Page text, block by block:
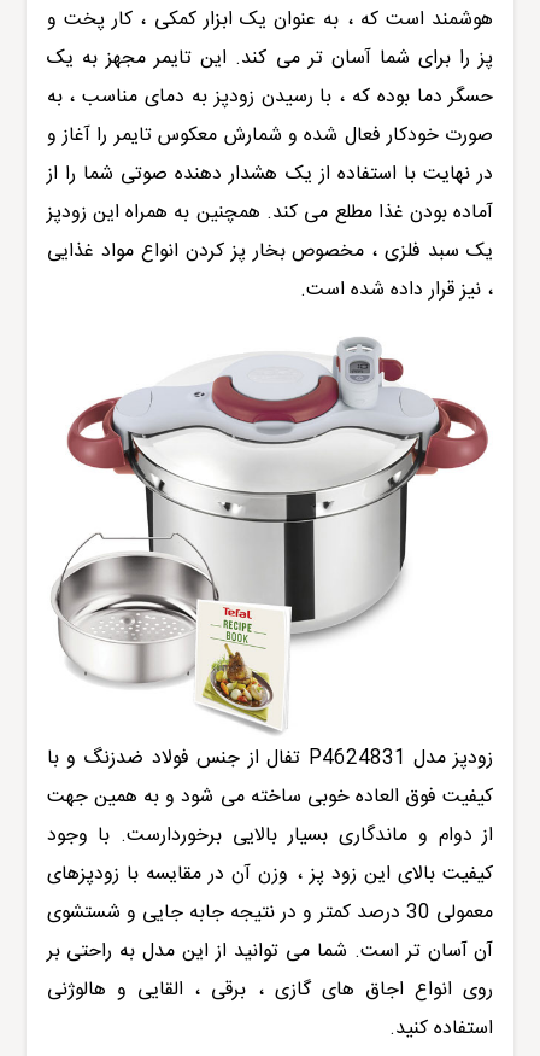
هوشمند است که ، به عنوان یک ابزار کمکی ، کار پخت و
پز را برای شما آسان تر می کند. این تایمر مجهز به یک
حسگر دما بوده که ، با رسیدن زودپز به دمای مناسب ، به
صورت خودکار فعال شده و شمارش معکوس تایمر را آغاز و
در نهایت با استفاده از یک هشدار دهنده صوتی شما را از
آماده بودن غذا مطلع می کند. همچنین به همراه این زودپز
یک سبد فلزی ، مخصوص بخار پز کردن انواع مواد غذایی
، نیز قرار داده شده است.
زودپز مدل P4624831 تفالاز جنس فولاد ضدزنگ و با
کیفیت فوق العاده خوبی ساخته می شود و به همین جهت
از دوام و ماندگاری بسیار بالایی برخوردارست. با وجود
کیفیت بالای این زود پز ، وزن آن در مقایسه با زودپزهای
معمولی 30 درصد کمتر و در نتیجه جابه جایی و شستشوی
آن آسان تر است. شما می توانید از این مدل به راحتی بر
روی انواع اجاق های گازی ، برقی ، القایی و هالوژنی
استفاده کنید.